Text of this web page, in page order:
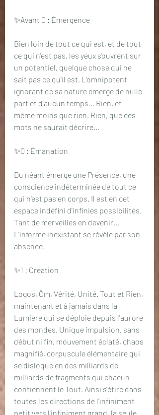
✨Avant 0 : Émergence
Bien loin de tout ce qui est, et de tout
ce qui n'est pas, les yeux s'ouvrent sur
un potentiel, quelque chose qui ne
sait pas ce qu'il est. L'omnipotent
ignorant de sa nature emerge de nulle
part et d'aucun temps... Rien, et
même moins que rien. Rien, que ces
mots ne saurait décrire...
✨0 : Émanation
Du néant émerge une Présence, une
conscience indéterminée de tout ce
qui n'est pas en corps. Il est en cet
espace indéfini d'infinies possibilités.
Tant de merveilles en devenir...
L'informe inexistant se révèle par son
absence.
✨1 : Création
Logos, Ôm, Vérité, Unité. Tout et Rien,
maintenant et à jamais dans la
Lumière qui se déploie depuis l'aurore
des mondes. Unique impulsion, sans
début ni fin, mouvement éclaté, chaos
magnifié, corpuscule élémentaire qui
se disloque en des milliards de
milliards de fragments qui chacun
contiennent le Tout. Ainsi s'étire dans
toutes les directions de l'infiniment
petit vers l'infiniment grand, la seule